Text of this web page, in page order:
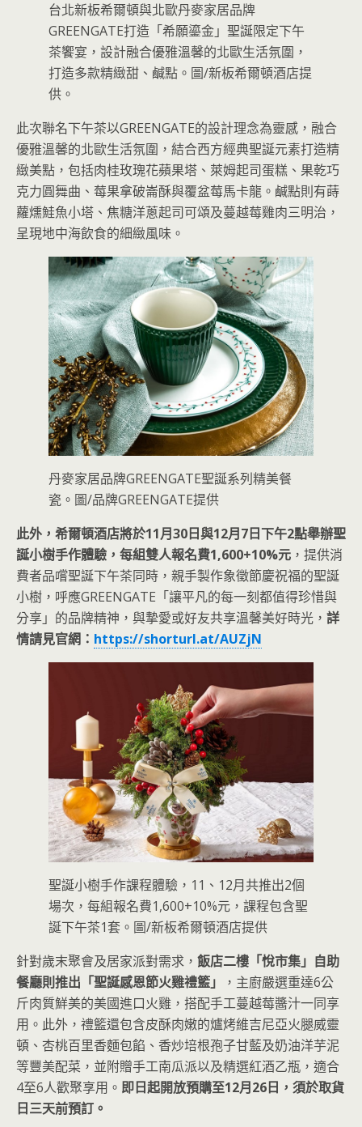
台北新板希爾頓與北歐丹麥家居品牌
GREENGATE打造「希願鎏金」聖誕限定下午
茶饗宴，設計融合優雅溫馨的北歐生活氛圍，
打造多款精緻甜、鹹點。圖/新板希爾頓酒店提
供。
此次聯名下午茶以GREENGATE的設計理念為靈感，融合
優雅溫馨的北歐生活氛圍，結合西方經典聖誕元素打造精
緻美點，包括肉桂玫瑰花蘋果塔、萊姆起司蛋糕、果乾巧
克力圓舞曲、莓果拿破崙酥與覆盆莓馬卡龍。鹹點則有蒔
蘿燻鮭魚小塔、焦糖洋蔥起司可頌及蔓越莓雞肉三明治，
呈現地中海飲食的細緻風味。
丹麥家居品牌GREENGATE聖誕系列精美餐
瓷。圖/品牌GREENGATE提供
此外，希爾頓酒店將於11月30日與12月7日下午2點舉辦聖
誕小樹手作體驗，每組雙人報名費1,600+10%元 ，提供消
費者品嚐聖誕下午茶同時，親手製作象徵節慶祝福的聖誕
小樹，呼應GREENGATE「讓平凡的每一刻都值得珍惜與
分享」的品牌精神，與摯愛或好友共享溫馨美好時光， 詳
情請見官網： https://shorturl.at/AUZjN
聖誕小樹手作課程體驗，11、12月共推出2個
場次，每組報名費1,600+10%元，課程包含聖
誕下午茶1套。圖/新板希爾頓酒店提供
針對歲末聚會及居家派對需求， 飯店二樓「悅市集」自助
餐廳則推出「聖誕感恩節火雞禮籃」
，主廚嚴選重達6公
斤肉質鮮美的美國進口火雞，搭配手工蔓越莓醬汁一同享
用。此外，禮籃還包含皮酥肉嫩的爐烤維吉尼亞火腿威靈
頓、杏桃百里香麵包餡、香炒培根孢子甘藍及奶油洋芋泥
等豐美配菜，並附贈手工南瓜派以及精選紅酒乙瓶，適合
4至6人歡聚享用。 即日起開放預購至12月26日，須於取貨
日三天前預訂。